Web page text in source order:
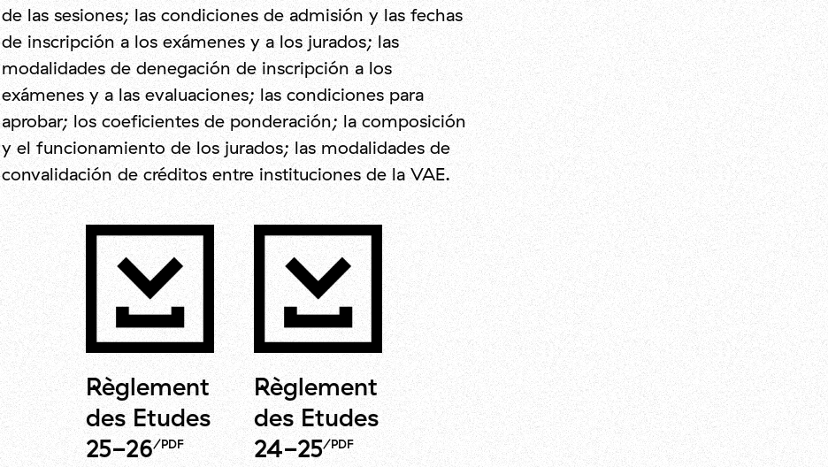
de las sesiones; las condiciones de admisión y las fechas
de inscripción a los exámenes y a los jurados; las
modalidades de denegación de inscripción a los
exámenes y a las evaluaciones; las condiciones para
aprobar; los coeficientes de ponderación; la composición
y el funcionamiento de los jurados; las modalidades de
convalidación de créditos entre instituciones de la VAE.
DESCARGAR
Règlement
des Etudes
25-26/PDF
DESCARGAR
Règlement
des Etudes
24-25/PDF